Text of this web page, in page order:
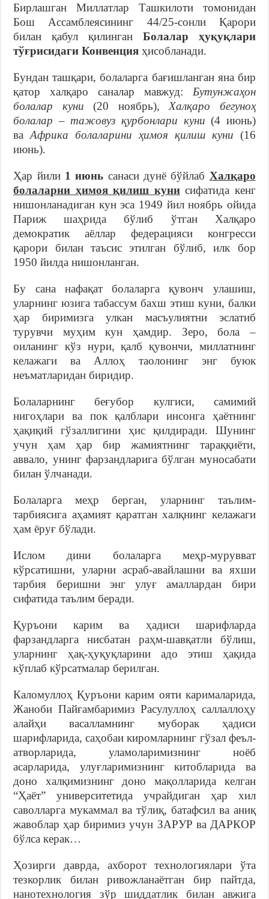
Бирлашган Миллатлар Ташкилоти томонидан
Бош Ассамблеясининг 44/25-сонли Қарори
билан қабул қилинган Болалар ҳуқуқлари
тўғрисидаги Конвенция ҳисобланади.
Бундан ташқари, болаларга бағишланган яна бир
қатор халқаро саналар мавжуд: Бутунжаҳон
болалар куни (20 ноябрь), Халқаро бегуноҳ
болалар – тажовуз қурбонлари куни (4 июнь)
ваАфрика болаларини ҳимоя қилиш куни (16
июнь).
Ҳар йили 1 июнь санаси дунё бўйлаб Халқаро
болаларни ҳимоя қилиш кунисифатида кенг
нишонланадиган кун эса 1949 йил ноябрь ойида
Париж шаҳрида бўлиб ўтган Халқаро
демократик аёллар федерацияси конгресси
қарори билан таъсис этилган бўлиб, илк бор
1950 йилда нишонланган.
Бу сана нафақат болаларга қувонч улашиш,
уларнинг юзига табассум бахш этиш куни, балки
ҳар биримизга улкан масъулиятни эслатиб
турувчи муҳим кун ҳамдир. Зеро, бола –
оиланинг кўз нури, қалб қувончи, миллатнинг
келажаги ва Аллоҳ таолонинг энг буюк
неъматларидан биридир.
Болаларнинг беғубор кулгиси, самимий
нигоҳлари ва пок қалблари инсонга ҳаётнинг
ҳақиқий гўзаллигини ҳис қилдиради. Шунинг
учун ҳам ҳар бир жамиятнинг тараққиёти,
аввало, унинг фарзандларига бўлган муносабати
билан ўлчанади.
Болаларга меҳр берган, уларнинг таълим-
тарбиясига аҳамият қаратган халқнинг келажаги
ҳам ёруғ бўлади.
Ислом дини болаларга меҳр-мурувват
кўрсатишни, уларни асраб-авайлашни ва яхши
тарбия беришни энг улуғ амаллардан бири
сифатида таълим беради.
Қуръони карим ва ҳадиси шарифларда
фарзандларга нисбатан раҳм-шавқатли бўлиш,
уларнинг ҳақ-ҳуқуқларини адо этиш ҳақида
кўплаб кўрсатмалар берилган.
Каломуллоҳ Қуръони карим ояти карималарида,
Жаноби Пайғамбаримиз Расулуллоҳ саллаллоҳу
алайҳи васалламнинг муборак ҳадиси
шарифларида, саҳобаи киромларнинг гўзал феъл-
атворларида, уламоларимизнинг ноёб
асарларида, улуғларимизнинг китобларида ва
доно халқимизнинг доно мақолларида келган
“Ҳаёт” университетида учрайдиган ҳар хил
саволларга мукаммал ва тўлиқ, батафсил ва аниқ
жавоблар ҳар биримиз учун ЗАРУР ва ДАРКОР
бўлса керак…
Ҳозирги даврда, ахборот технологиялари ўта
тезкорлик билан ривожланаётган бир пайтда,
нанотехнология зўр шиддатлик билан авжига